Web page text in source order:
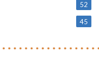
52
45